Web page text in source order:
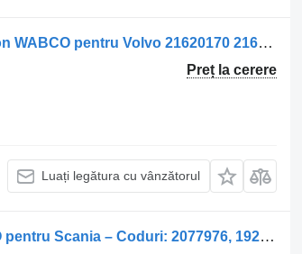
Filtru uscător Uscător de Aer 21620170 pentru camion WABCO pentru Volvo 21620170 21620172
Preț la cerere
Luați legătura cu vânzătorul
Filtru uscător Uscător de Aer pentru camion WABCO pentru Scania – Coduri: 2077976, 1928588, 579997, 2287595, 2148071, 1753580, 1763422, 1774873, 1941953